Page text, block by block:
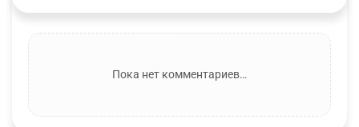
Пока нет комментариев…